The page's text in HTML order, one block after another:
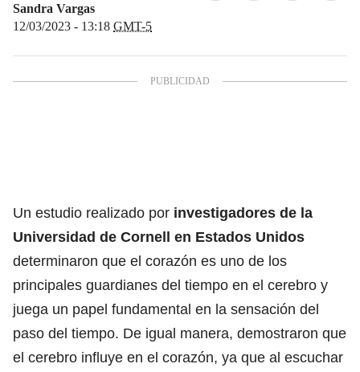
Sandra Vargas
12/03/2023 - 13:18 GMT-5
Un estudio realizado por investigadores de la
Universidad de Cornell en Estados Unidos
determinaron que el corazón es uno de los
principales guardianes del tiempo en el cerebro y
juega un papel fundamental en la sensación del
paso del tiempo. De igual manera, demostraron que
el cerebro influye en el corazón, ya que al escuchar